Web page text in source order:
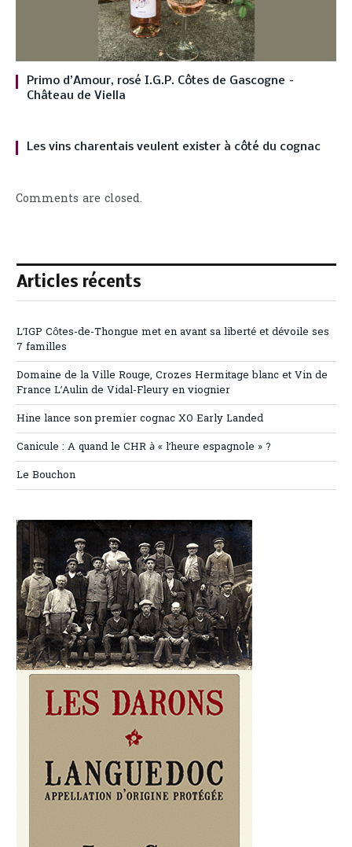
Primo d’Amour, rosé I.G.P. Côtes de Gascogne –
Château de Viella
Les vins charentais veulent exister à côté du cognac
Comments are closed.
Articles récents
L’IGP Côtes-de-Thongue met en avant sa liberté et dévoile ses
7 familles
Domaine de la Ville Rouge, Crozes Hermitage blanc et Vin de
France L’Aulin de Vidal-Fleury en viognier
Hine lance son premier cognac XO Early Landed
Canicule : A quand le CHR à « l’heure espagnole » ?
Le Bouchon